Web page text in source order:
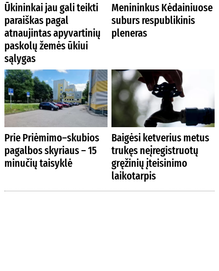
Ūkininkai jau gali teikti
paraiškas pagal
atnaujintas apyvartinių
paskolų žemės ūkiui
sąlygas
Menininkus Kėdainiuose
suburs respublikinis
pleneras
Prie Priėmimo–skubios
pagalbos skyriaus – 15
minučių taisyklė
Baigėsi ketverius metus
trukęs neįregistruotų
gręžinių įteisinimo
laikotarpis